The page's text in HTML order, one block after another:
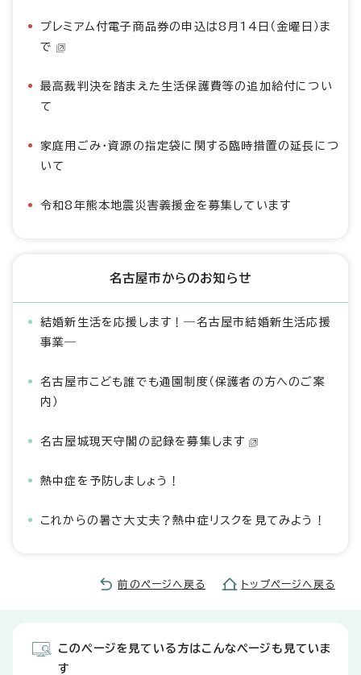
プレミアム付電子商品券の申込は8月14日（金曜日）ま
で
最高裁判決を踏まえた生活保護費等の追加給付につい
て
家庭用ごみ・資源の指定袋に関する臨時措置の延長につ
いて
令和8年熊本地震災害義援金を募集しています
名古屋市からのお知らせ
結婚新生活を応援します！―名古屋市結婚新生活応援
事業―
名古屋市こども誰でも通園制度（保護者の方へのご案
内）
名古屋城現天守閣の記録を募集します
熱中症を予防しましょう！
これからの暑さ大丈夫？熱中症リスクを見てみよう！
前のページへ戻る トップページへ戻る
このページを見ている方はこんなページも見ていま
す